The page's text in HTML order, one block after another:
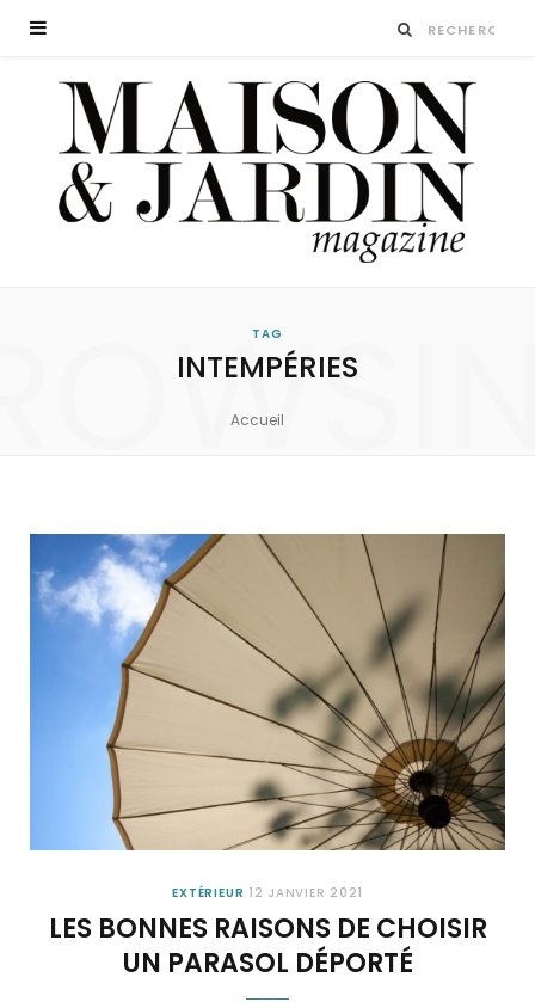
TAG
INTEMPÉRIES
Accueil
EXTÉRIEUR 12 JANVIER 2021
LES BONNES RAISONS DE CHOISIR
UN PARASOL DÉPORTÉ